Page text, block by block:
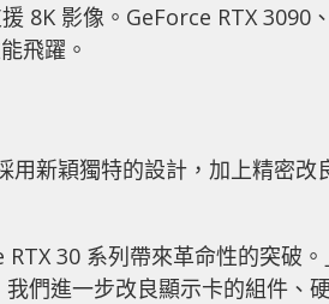
8K 影像。GeForce RTX 3090
飛躍。
用新穎獨特的設計，加上精密
30 系列帶來革命性的突破
們進一步改良顯示卡的組件、